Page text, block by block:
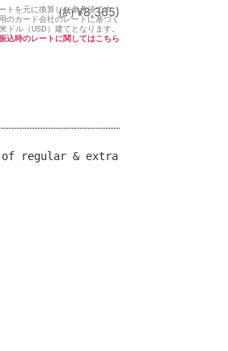
(約 ¥8,365)
トを元に換算した参考値です。
のカード会社のレートに基づく
米ドル（USD）建てとなります。
込時のレートに関してはこちら
of regular & extra